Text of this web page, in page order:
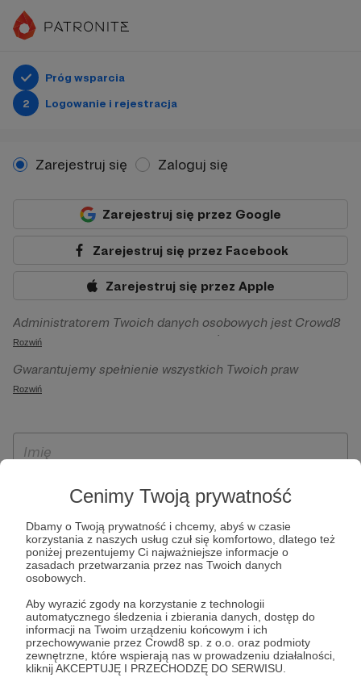
Cenimy Twoją prywatność
Dbamy o Twoją prywatność i chcemy, abyś w czasie
korzystania z naszych usług czuł się komfortowo, dlatego też
poniżej prezentujemy Ci najważniejsze informacje o
zasadach przetwarzania przez nas Twoich danych
osobowych.
Aby wyrazić zgody na korzystanie z technologii
automatycznego śledzenia i zbierania danych, dostęp do
informacji na Twoim urządzeniu końcowym i ich
przechowywanie przez Crowd8 sp. z o.o. oraz podmioty
zewnętrzne, które wspierają nas w prowadzeniu działalności,
kliknij AKCEPTUJĘ I PRZECHODZĘ DO SERWISU.
Próg wsparcia
2
Logowanie i rejestracja
Zarejestruj się Zaloguj się
Zarejestruj się przez Google
Zarejestruj się przez Facebook
Zarejestruj się przez Apple
Administratorem Twoich danych osobowych jest Crowd8
sp. z o.o. z siedziba w Warszawie, ul. Żwirki i Wigury 16, 02-
092 Warszawa. Twoje dane osobowe będą przetwarzane w
szczególności w celu wykonania umowy zawartej z Tobą, w
Patronite.pl, w tym możliwości dokonywania oraz
otrzymywania wsparcia na naszej platformie oraz
Rozwiń
Gwarantujemy spełnienie wszystkich Twoich praw
wynikających z ogólnego rozporządzenia o ochronie
ich przenoszenia, niepodlegania zautomatyzowanemu
wyrażenia sprzeciwu wobec przetwarzania Twoich danych
osobowych. Rejestracja dla osób niepełnoletnich możliwa
jest po przekazaniu podpisanego formularza "Zgodna na
założenie konta przez osobę niepełnoletnią", formularz
dostępny jest na stronie regulaminu Patronite.pl.
Rozwiń